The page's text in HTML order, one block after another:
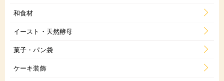
和食材
イースト・天然酵母
菓子・パン袋
ケーキ装飾